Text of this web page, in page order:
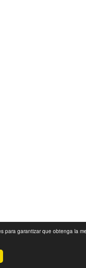
para garantizar que obtenga la